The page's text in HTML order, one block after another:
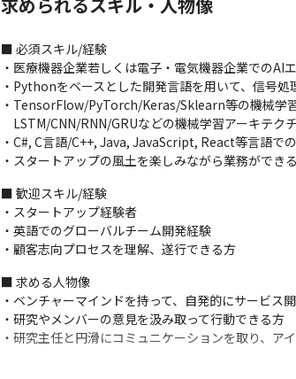
・コミュニケーション、タスク管理には、GitHub、
・患者の前額部より取得した脳波を解析し、痛みの
テムの開発に取り組んでいます
・末梢から判別可能なシステムと比較しても、誤差
・今後は手術後の痛みに対する仏痛管理などから実
■ この仕事の面白み、魅力
・少数組織のため、裁量を持って働くとができます
・先端技術を形にして、社会課題を解決するサービ
・日米欧の3極で2027年に11兆円を越える可能性を
※参考：Report Oceanが2019年に行った調査によ
■ 必須スキル/経験
・医療機器企業若しくは電子・電気機器企業での
・Pythonをベースとした開発言語を用いて、信号
・TensorFlow/PyTorch/Keras/Sklearn等の機械学習
LSTM/CNN/RNN/GRUなどの機械学習アーキテク
・C#, C言語/C++, Java, JavaScript, React等言語で
・スタートアップの風土を楽しみながら業務ができ
■ 歓迎スキル/経験
・スタートアップ経験者
・英語でのグローバルチーム開発経験
・顧客志向プロセスを理解、遂行できる方
■ 求める人物像
・ベンチャーマインドを持って、自発的にサービス
・研究やメンバーの意見を汲み取って行動できる方
・研究主任と円滑にコミュニケーションを取り、ア